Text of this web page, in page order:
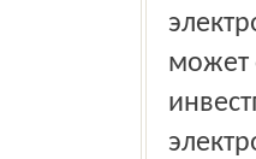
может